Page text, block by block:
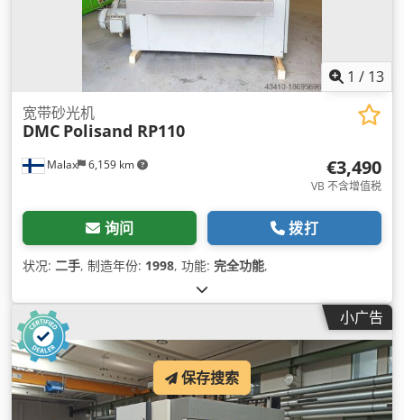
1 / 13
Malax 6,159 km
宽带砂光机
DMC Polisand RP110
€3,490
VB 不含增值税
询问 拨打
状况: 二手, 制造年份: 1998, 功能: 完全功能,
小广告
保存搜索